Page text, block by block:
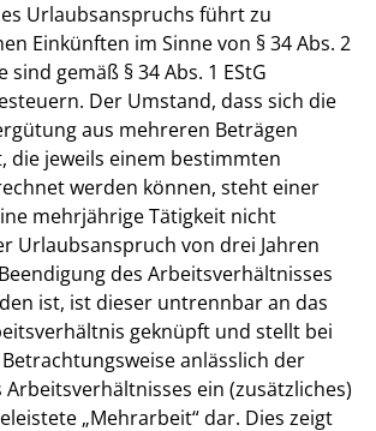
Urlaubsanspruchs führt zu
Einkünften im Sinne von § 34 Abs. 2
sind gemäß § 34 Abs. 1 EStG
Der Umstand, dass sich die
aus mehreren Beträgen
die jeweils einem bestimmten
werden können, steht einer
mehrjährige Tätigkeit nicht
Urlaubsanspruch von drei Jahren
des Arbeitsverhältnisses
ist, ist dieser untrennbar an das
geknüpft und stellt bei
anlässlich der
Arbeitsverhältnisses ein (zusätzliches)
„Mehrarbeit“ dar. Dies zeigt